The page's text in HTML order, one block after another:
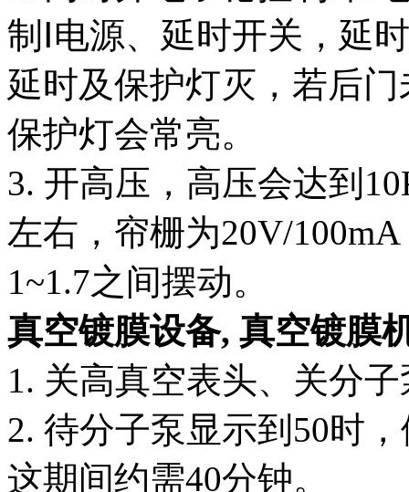
制Ⅰ电源、延时开关，延
延时及保护灯灭，若后
保护灯会常亮。
3. 开高压，高压会达到
左右，帘栅为20V/
1~1.7之间摆动。
真空镀膜设备, 真空镀膜
1. 关高真空表头、关分
2. 待分子泵显示到50时
这期间约需40分钟。